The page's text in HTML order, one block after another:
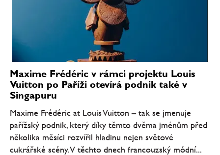
Maxime Frédéric v rámci projektu Louis
Vuitton po Paříži otevírá podnik také v
Singapuru
Maxime Frédéric at Louis Vuitton – tak se jmenuje
pařížský podnik, který díky těmto dvěma jménům před
několika měsíci rozvířil hladinu nejen světové
cukrářské scény. V těchto dnech francouzský módní...